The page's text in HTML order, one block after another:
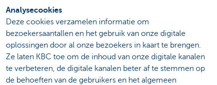
Analysecookies
Deze cookies verzamelen informatie om
bezoekersaantallen en het gebruik van onze digitale
oplossingen door al onze bezoekers in kaart te brengen.
Ze laten KBC toe om de inhoud van onze digitale kanalen
te verbeteren, de digitale kanalen beter af te stemmen op
de behoeften van de gebruikers en het algemeen